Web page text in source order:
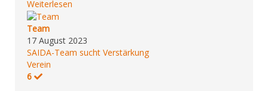
Weiterlesen
Team
17 August 2023
SAIDA-Team sucht Verstärkung
Verein
6